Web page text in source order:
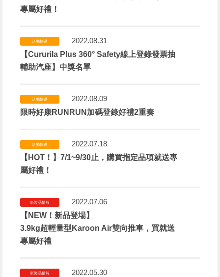
專屬好禮！
活動快遞
2022.08.31
【Cururila Plus 360° Safety線上登錄發票抽
輔助汽座】中獎名單
活動快遞
2022.08.09
限時好康RUNRUN加碼登錄好禮2重奏
活動快遞
2022.07.18
【HOT！】7/1~9/30止，購買指定品項就送專
屬好禮！
新製品情報
2022.07.06
【NEW！新品登場】
3.9kg超輕量型Karoon Air雙向推車，買就送
專屬好禮
新製品情報
2022.05.30